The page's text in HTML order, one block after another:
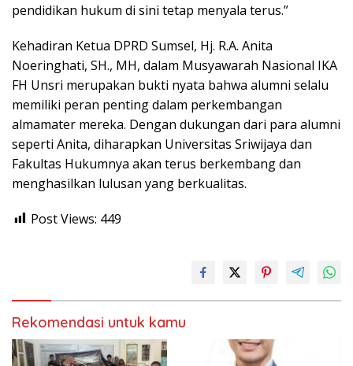
pendidikan hukum di sini tetap menyala terus.”
Kehadiran Ketua DPRD Sumsel, Hj. R.A. Anita
Noeringhati, SH., MH, dalam Musyawarah Nasional IKA
FH Unsri merupakan bukti nyata bahwa alumni selalu
memiliki peran penting dalam perkembangan
almamater mereka. Dengan dukungan dari para alumni
seperti Anita, diharapkan Universitas Sriwijaya dan
Fakultas Hukumnya akan terus berkembang dan
menghasilkan lulusan yang berkualitas.
Post Views: 449
Rekomendasi untuk kamu